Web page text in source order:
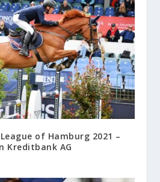
of Hamburg 2021 –
Kreditbank AG